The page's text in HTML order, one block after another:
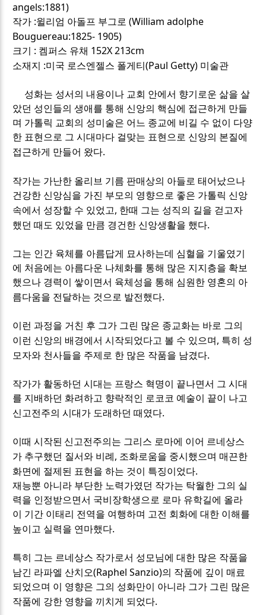
angels:1881)
작가 :윌리엄 아돌프 부그로(William adolphe
Bouguereau:1825- 1905)
크기 : 켐퍼스 유채 152X 213cm
소재지 :미국 로스엔젤스 폴게티(Paul Getty) 미술관
성화는 성서의 내용이나 교회 안에서 향기로운 삶을 살
았던 성인들의 생애를 통해 신앙의 핵심에 접근하게 만들
며 가톨릭 교회의 성미술은 어느 종교에 비길 수 없이 다양
한 표현으로 그 시대마다 걸맞는 표현으로 신앙의 본질에
접근하게 만들어 왔다.
작가는 가난한 올리브 기름 판매상의 아들로 태어났으나
건강한 신앙심을 가진 부모의 영향으로 좋은 가톨릭 신앙
속에서 성장할 수 있었고, 한때 그는 성직의 길을 걷고자
했던 때도 있었을 만큼 경건한 신앙생활을 했다.
그는 인간 육체를 아름답게 묘사하는데 심혈을 기울였기
에 처음에는 아름다운 나체화를 통해 많은 지지층을 확보
했으나 경력이 쌓이면서 육체성을 통해 심원한 영혼의 아
름다움을 전달하는 것으로 발전했다.
이런 과정을 거친 후 그가 그린 많은 종교화는 바로 그의
이런 신앙의 배경에서 시작되었다고 볼 수 있으며 , 특히 성
모자와 천사들을 주제로 한 많은 작품을 남겼다.
작가가 활동하던 시대는 프랑스 혁명이 끝나면서 그 시대
를 지배하던 화려하고 향락적인 로코코 예술이 끝이 나고
신고전주의 시대가 도래하던 때였다.
이때 시작된 신고전주의는 그리스 로마에 이어 르네상스
가 추구했던 질서와 비례 , 조화로움을 중시했으며 매끈한
화면에 절제된 표현을 하는 것이 특징이었다.
재능뿐 아니라 부단한 노력가였던 작가는 탁월한 그의 실
력을 인정받으면서 국비장학생으로 로마 유학길에 올라
이 기간 이태리 전역을 여행하며 고전 회화에 대한 이해를
높이고 실력을 연마했다.
특히 그는 르네상스 작가로서 성모님에 대한 많은 작품을
남긴 라파엘 산치오(Raphel Sanzio)의 작품에 깊이 매료
되었으며 이 영향은 그의 성화만이 아니라 그가 그린 많은
작품에 강한 영향을 끼치게 되었다.